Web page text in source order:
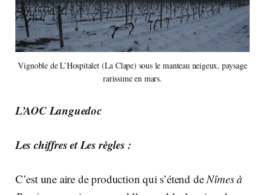
Vignoble de L’Hospitalet (La Clape) sous le manteau neigeux, paysage
rarissime en mars.
L’AOC Languedoc
Les chiffres et Les règles :
C’est une aire de production qui s’étend de Nîmes à